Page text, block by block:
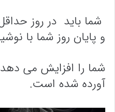
شما باید در روز
و پایان روز شما با
شما را افزایش می
آورده شده است.